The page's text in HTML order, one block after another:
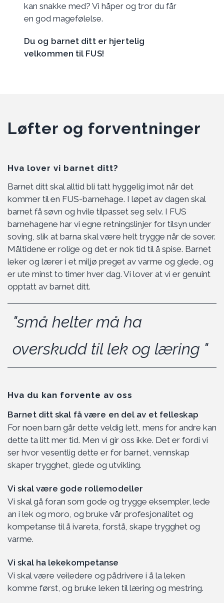
kan snakke med? Vi håper og tror du får
en god magefølelse.
Du og barnet ditt er hjertelig
velkommen til FUS!
Løfter og forventninger
Hva lover vi barnet ditt?
Barnet ditt skal alltid bli tatt hyggelig imot når det
kommer til en FUS-barnehage. I løpet av dagen skal
barnet få søvn og hvile tilpasset seg selv. I FUS
barnehagene har vi egne retningslinjer for tilsyn under
soving, slik at barna skal være helt trygge når de sover.
Måltidene er rolige og det er nok tid til å spise. Barnet
leker og lærer i et miljø preget av varme og glede, og
er ute minst to timer hver dag. Vi lover at vi er genuint
opptatt av barnet ditt.
"små helter må ha
overskudd til lek og læring "
Hva du kan forvente av oss
Barnet ditt skal få være en del av et felleskap
For noen barn går dette veldig lett, mens for andre kan
dette ta litt mer tid. Men vi gir oss ikke. Det er fordi vi
ser hvor vesentlig dette er for barnet, vennskap
skaper trygghet, glede og utvikling.
Vi skal være gode rollemodeller
Vi skal gå foran som gode og trygge eksempler, lede
an i lek og moro, og bruke vår profesjonalitet og
kompetanse til å ivareta, forstå, skape trygghet og
varme.
Vi skal ha lekekompetanse
Vi skal være veiledere og pådrivere i å la leken
komme først, og bruke leken til læring og mestring.